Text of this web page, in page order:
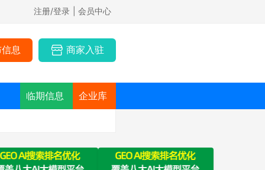
注册/登录 | 会员中心
息 商家入驻
临期信息 企业库